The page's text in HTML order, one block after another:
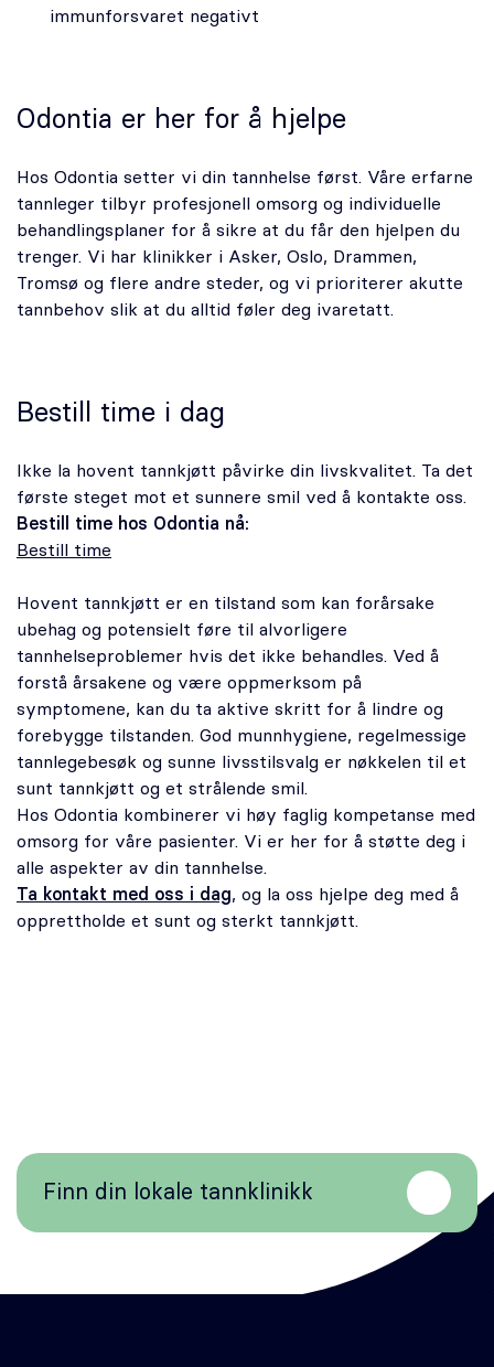
immunforsvaret negativt
Odontia er her for å hjelpe
Hos Odontia setter vi din tannhelse først. Våre erfarne
tannleger tilbyr profesjonell omsorg og individuelle
behandlingsplaner for å sikre at du får den hjelpen du
trenger. Vi har klinikker i Asker, Oslo, Drammen,
Tromsø og flere andre steder, og vi prioriterer akutte
tannbehov slik at du alltid føler deg ivaretatt.
Bestill time i dag
Ikke la hovent tannkjøtt påvirke din livskvalitet. Ta det
første steget mot et sunnere smil ved å kontakte oss.
Bestill time hos Odontia nå:
Bestill time
Hovent tannkjøtt er en tilstand som kan forårsake
ubehag og potensielt føre til alvorligere
tannhelseproblemer hvis det ikke behandles. Ved å
forstå årsakene og være oppmerksom på
symptomene, kan du ta aktive skritt for å lindre og
forebygge tilstanden. God munnhygiene, regelmessige
tannlegebesøk og sunne livsstilsvalg er nøkkelen til et
sunt tannkjøtt og et strålende smil.
Hos Odontia kombinerer vi høy faglig kompetanse med
omsorg for våre pasienter. Vi er her for å støtte deg i
alle aspekter av din tannhelse.
Ta kontakt med oss i dag, og la oss hjelpe deg med å
opprettholde et sunt og sterkt tannkjøtt.
Finn din lokale tannklinikk